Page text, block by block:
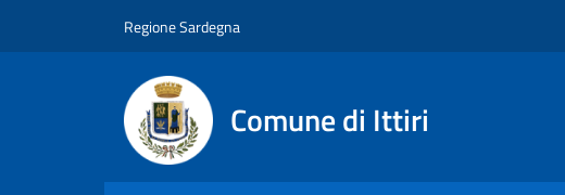
Regione Sardegna
Comune di Ittiri